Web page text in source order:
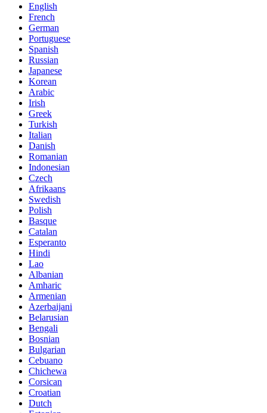
English
French
German
Portuguese
Spanish
Russian
Japanese
Korean
Arabic
Irish
Greek
Turkish
Italian
Danish
Romanian
Indonesian
Czech
Afrikaans
Swedish
Polish
Basque
Catalan
Esperanto
Hindi
Lao
Albanian
Amharic
Armenian
Azerbaijani
Belarusian
Bengali
Bosnian
Bulgarian
Cebuano
Chichewa
Corsican
Croatian
Dutch